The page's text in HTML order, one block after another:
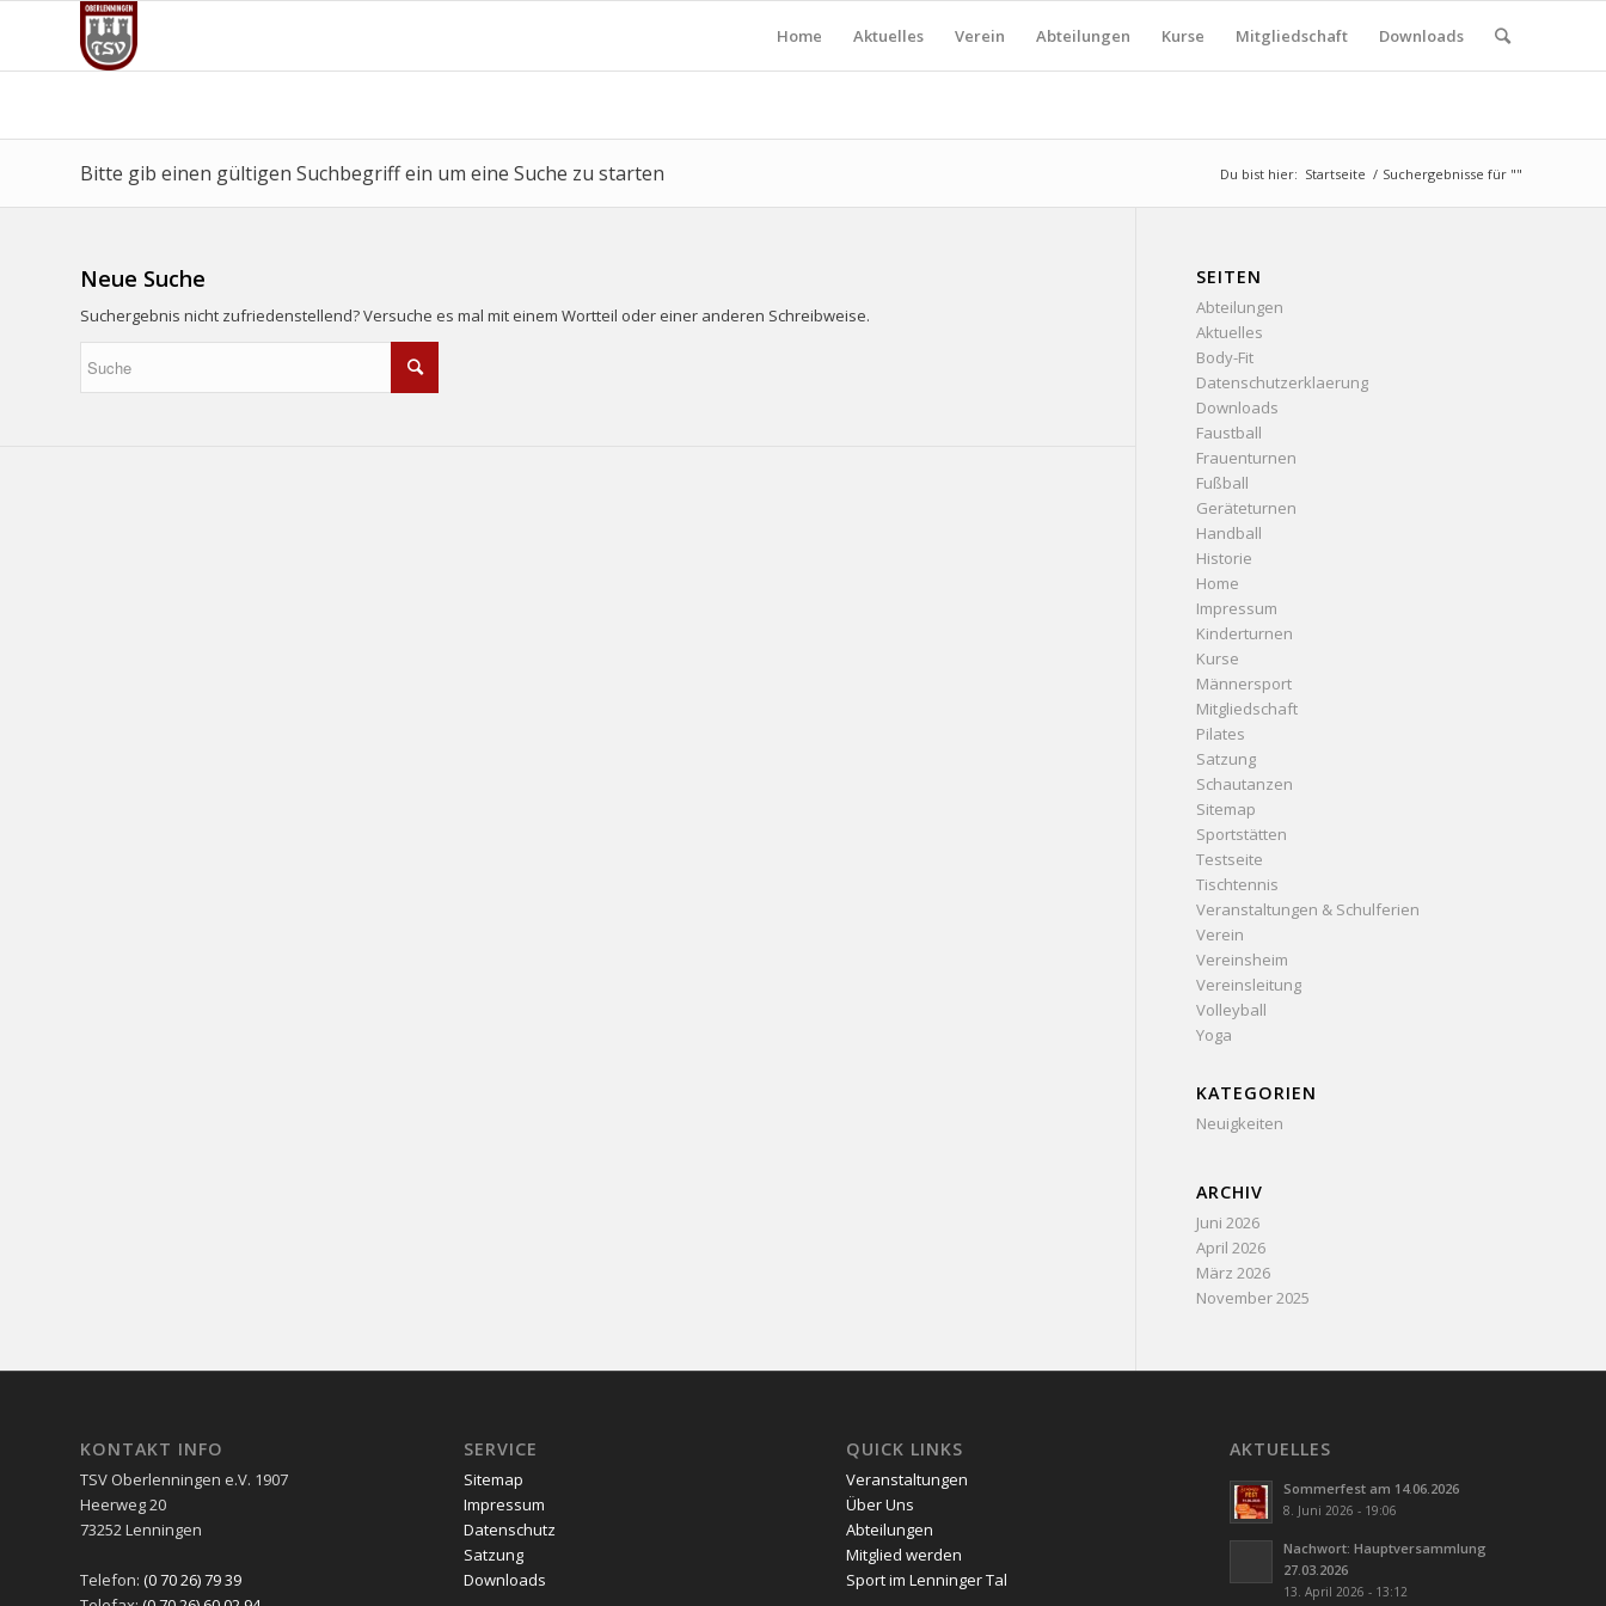
Home Aktuelles Verein Abteilungen Kurse Mitgliedschaft Downloads
Bitte gib einen gültigen Suchbegriff ein um eine Suche zu starten Du bist hier: Startseite / Suchergebnisse für ""
Neue Suche
Suchergebnis nicht zufriedenstellend? Versuche es mal mit einem Wortteil oder einer anderen Schreibweise.
SEITEN
Abteilungen
Aktuelles
Body-Fit
Datenschutzerklaerung
Downloads
Faustball
Frauenturnen
Fußball
Geräteturnen
Handball
Historie
Home
Impressum
Kinderturnen
Kurse
Männersport
Mitgliedschaft
Pilates
Satzung
Schautanzen
Sitemap
Sportstätten
Testseite
Tischtennis
Veranstaltungen & Schulferien
Verein
Vereinsheim
Vereinsleitung
Volleyball
Yoga
KATEGORIEN
Neuigkeiten
ARCHIV
Juni 2026
April 2026
März 2026
November 2025
KONTAKT INFO
TSV Oberlenningen e.V. 1907
Heerweg 20
73252 Lenningen
Telefon: (0 70 26) 79 39
SERVICE
Sitemap
Impressum
Datenschutz
Satzung
Downloads
QUICK LINKS
Veranstaltungen
Über Uns
Abteilungen
Mitglied werden
Sport im Lenninger Tal
AKTUELLES
Sommerfest am 14.06.2026
8. Juni 2026 - 19:06
Nachwort: Hauptversammlung
27.03.2026
13. April 2026 - 13:12